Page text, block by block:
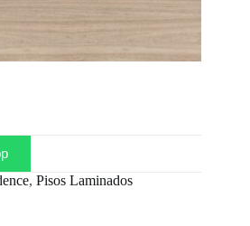
, Pisos Laminados